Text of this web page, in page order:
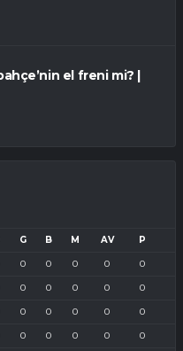
el freni mi? |
G B M AV P
0 0 0 0 0
0 0 0 0 0
0 0 0 0 0
0 0 0 0 0